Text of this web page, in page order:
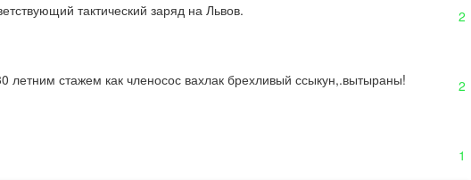
тактический заряд на Львов. 2
летним стажем как членосос вахлак брехливый ссыкун,.вытыраны! 2
1